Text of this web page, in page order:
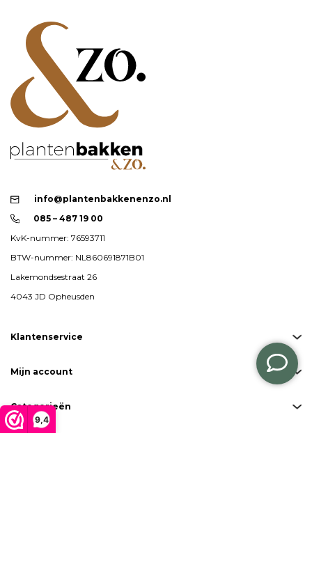
9,4
info@plantenbakkenenzo.nl
085 – 487 19 00
KvK-nummer: 76593711
BTW-nummer: NL860691871B01
Lakemondsestraat 26
4043 JD Opheusden
Klantenservice
Mijn account
Categorieën